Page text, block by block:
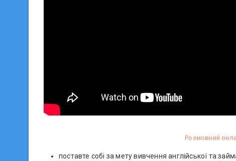
Розмовний
поставте собі за мету вивчення англійської та